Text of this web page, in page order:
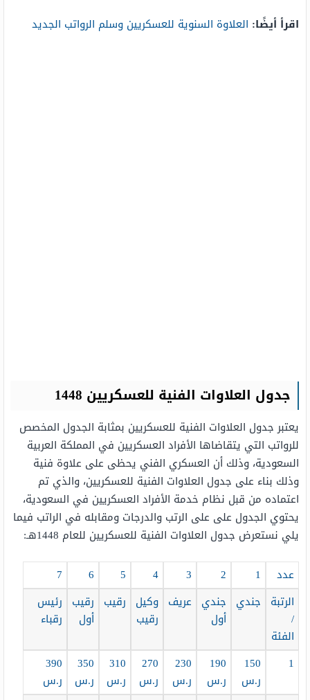
اقرأ أيضًا: العلاوة السنوية للعسكريين وسلم الرواتب الجديد
جدول العلاوات الفنية للعسكريين 1448
يعتبر جدول العلاوات الفنية للعسكريين بمثابة الجدول المخصص
للرواتب التي يتقاضاها الأفراد العسكريين في المملكة العربية
السعودية، وذلك أن العسكري الفني يحظى على علاوة فنية
وذلك بناء على جدول العلاوات الفنية للعسكريين، والذي تم
اعتماده من قبل نظام خدمة الأفراد العسكريين في السعودية،
يحتوي الجدول على على الرتب والدرجات ومقابله في الراتب فيما
يلي نستعرض جدول العلاوات الفنية للعسكريين للعام 1448هـ:
عدد 1
2
3
4
5
6
7
الرتبة
/
الفئة
جندي جندي
أول
عريف وكيل
رقيب
رقيب رقيب
أول
رئيس
رقباء
1
150
ر.س
190
ر.س
230
ر.س
270
ر.س
310
ر.س
350
ر.س
390
ر.س